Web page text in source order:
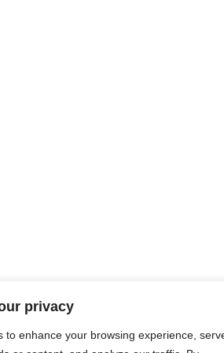
privacy
to enhance your browsing experience,